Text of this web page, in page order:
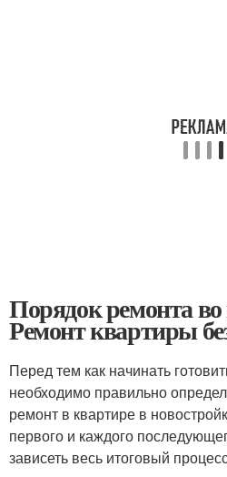
Порядок ремонта во
Ремонт квартиры
Перед тем как начинать
необходимо правильно
ремонт в квартире в
первого и каждого
зависеть весь итоговый